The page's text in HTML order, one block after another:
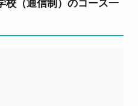
校（通信制）のコース一